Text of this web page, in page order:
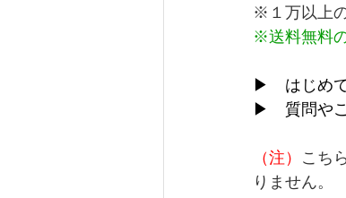
※１万以上
※送料無料
▶　はじめ
▶　質問や
（注） こち
りません。